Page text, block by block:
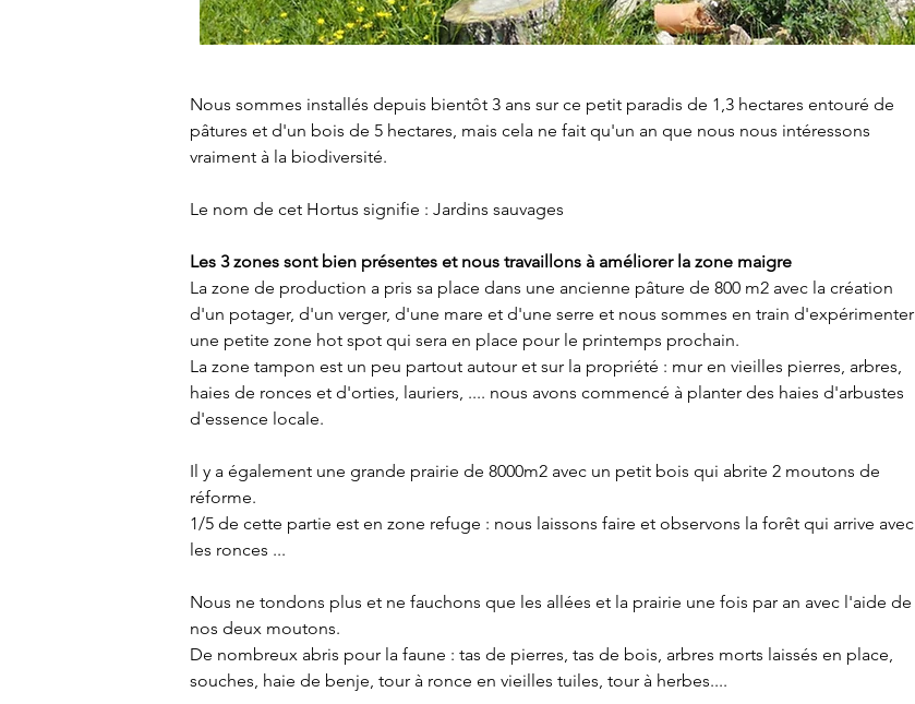
Nous sommes installés depuis bientôt 3 ans sur ce petit paradis de 1,3 hectares entouré de
pâtures et d'un bois de 5 hectares, mais cela ne fait qu'un an que nous nous intéressons
vraiment à la biodiversité.
Le nom de cet Hortus signifie : Jardins sauvages
Les 3 zones sont bien présentes et nous travaillons à améliorer la zone maigre
La zone de production a pris sa place dans une ancienne pâture de 800 m2 avec la création
d'un potager, d'un verger, d'une mare et d'une serre et nous sommes en train d'expérimenter
une petite zone hot spot qui sera en place pour le printemps prochain.
La zone tampon est un peu partout autour et sur la propriété : mur en vieilles pierres, arbres,
haies de ronces et d'orties, lauriers, .... nous avons commencé à planter des haies d'arbustes
d'essence locale.
Il y a également une grande prairie de 8000m2 avec un petit bois qui abrite 2 moutons de
réforme.
1/5 de cette partie est en zone refuge : nous laissons faire et observons la forêt qui arrive avec
les ronces ...
Nous ne tondons plus et ne fauchons que les allées et la prairie une fois par an avec l'aide de
nos deux moutons.
De nombreux abris pour la faune : tas de pierres, tas de bois, arbres morts laissés en place,
souches, haie de benje, tour à ronce en vieilles tuiles, tour à herbes....